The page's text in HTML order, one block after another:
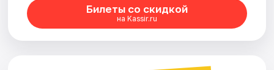
Билеты со скидкой
на Kassir.ru